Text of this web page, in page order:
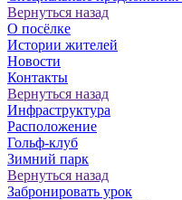
Вернуться назад
О посёлке
Истории жителей
Новости
Контакты
Вернуться назад
Инфраструктура
Расположение
Гольф-клуб
Зимний парк
Вернуться назад
Забронировать урок